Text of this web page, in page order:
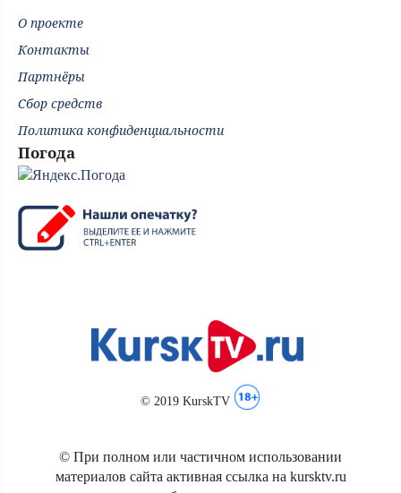
О проекте
Контакты
Партнёры
Сбор средств
Политика конфиденциальности
Погода
© 2019 KurskTV
© При полном или частичном использовании
материалов сайта активная ссылка на kursktv.ru